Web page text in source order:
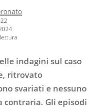
indagini sul caso
ritrovato
svariati e nessuno
contraria. Gli episodi